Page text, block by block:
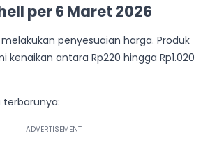
per 6 Maret 2026
penyesuaian harga. Produk
kenaikan antara Rp220 hingga Rp1.020